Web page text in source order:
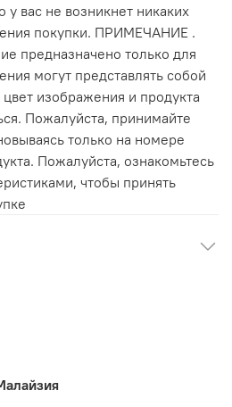
вас не возникнет никаких
покупки. ПРИМЕЧАНИЕ .
предназначено только для
могут представлять собой
изображения и продукта
Пожалуйста, принимайте
только на номере
Пожалуйста, ознакомьтесь
чтобы принять